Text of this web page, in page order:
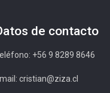
de contacto
+56 9 8289 8646
cristian@ziza.cl